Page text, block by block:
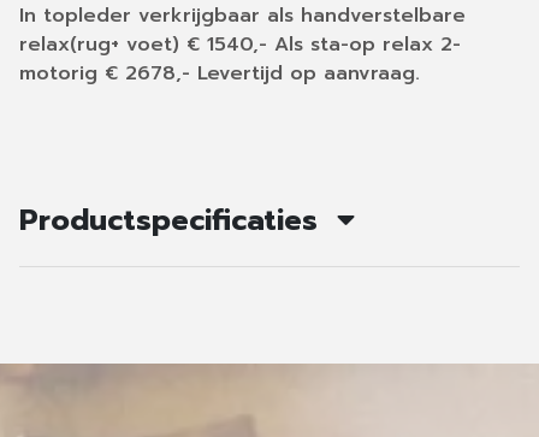
In topleder verkrijgbaar als handverstelbare
relax(rug+ voet) € 1540,- Als sta-op relax 2-
motorig € 2678,- Levertijd op aanvraag.
Productspecificaties